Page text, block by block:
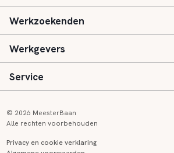
Basisonderwijs
Speciaal (basis) onderwijs
Voortgezet onderwijs
Werkzoekenden
Aanmelden
Vacatures
Werkgevers
Inloggen
Service
© 2026 MeesterBaan
Alle rechten voorbehouden
Privacy en cookie verklaring